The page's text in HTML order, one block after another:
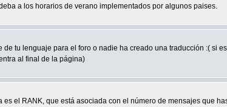
a los horarios de verano implementados por algunos paises.
tu lenguaje para el foro o nadie ha creado una traducción :( si
al final de la página)
el RANK, que está asociada con el número de mensajes que